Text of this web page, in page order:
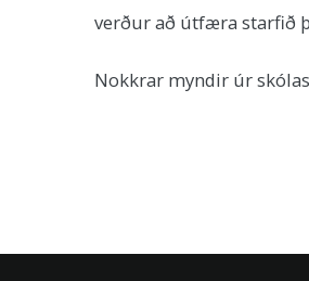
verður að útfæra starfið
Nokkrar myndir úr